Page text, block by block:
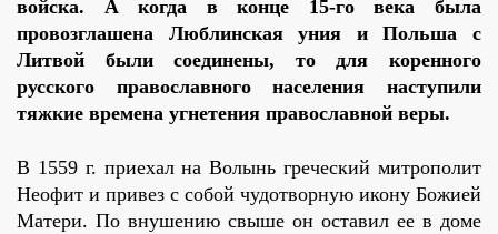
войска. А когда в конце 15-го века была
провозглашена Люблинская уния и Польша с
Литвой были соединены, то для коренного
русского православного населения наступили
тяжкие времена угнетения православной веры.
В 1559 г. приехал на Волынь греческий митрополит
Неофит и привез с собой чудотворную икону Божией
Матери. По внушению свыше он оставил ее в доме